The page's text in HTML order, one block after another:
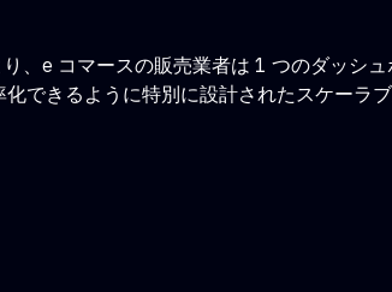
e コマースの販売業者は 1 つのダッシ
できるように特別に設計されたスケーラ